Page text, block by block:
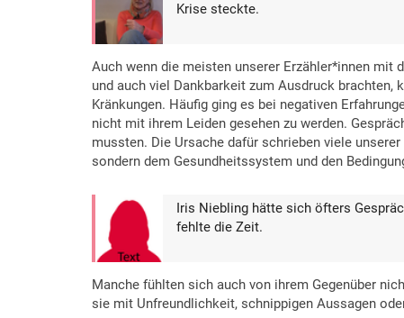
Krise steckte.
Auch wenn die meisten unserer Erzähler*innen mit
und auch viel Dankbarkeit zum Ausdruck
Kränkungen. Häufig ging es bei negativen
nicht mit ihrem Leiden gesehen zu werden.
mussten. Die Ursache dafür schrieben viele
sondern dem Gesundheitssystem und den
Iris Niebling hätte sich öfters
fehlte die Zeit.
Manche fühlten sich auch von ihrem Gegenüber
sie mit Unfreundlichkeit, schnippigen Aussagen